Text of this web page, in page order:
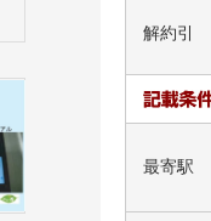
解約引
最寄駅